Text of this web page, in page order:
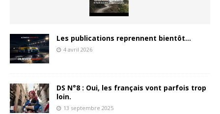
Les publications reprennent bientôt…
4 avril 2026
DS N°8 : Oui, les français vont parfois trop
loin.
13 septembre 2025